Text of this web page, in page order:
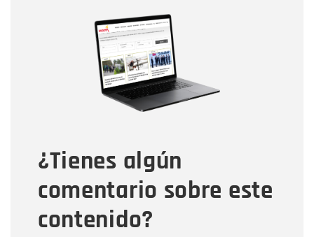
¿Tienes algún
comentario sobre este
contenido?
Correo electrónico
Tipo de comentario
Mensaje